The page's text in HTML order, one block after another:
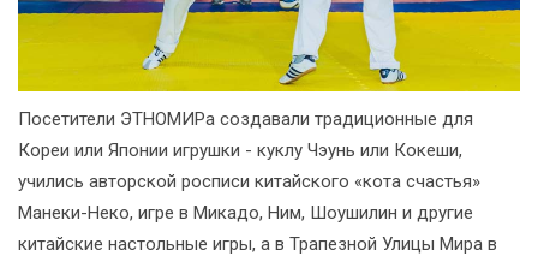
Посетители ЭТНОМИРа создавали традиционные для
Кореи или Японии игрушки - куклу Чэунь или Кокеши,
учились авторской росписи китайского «кота счастья»
Манеки-Неко, игре в Микадо, Ним, Шоушилин и другие
китайские настольные игры, а в Трапезной Улицы Мира в